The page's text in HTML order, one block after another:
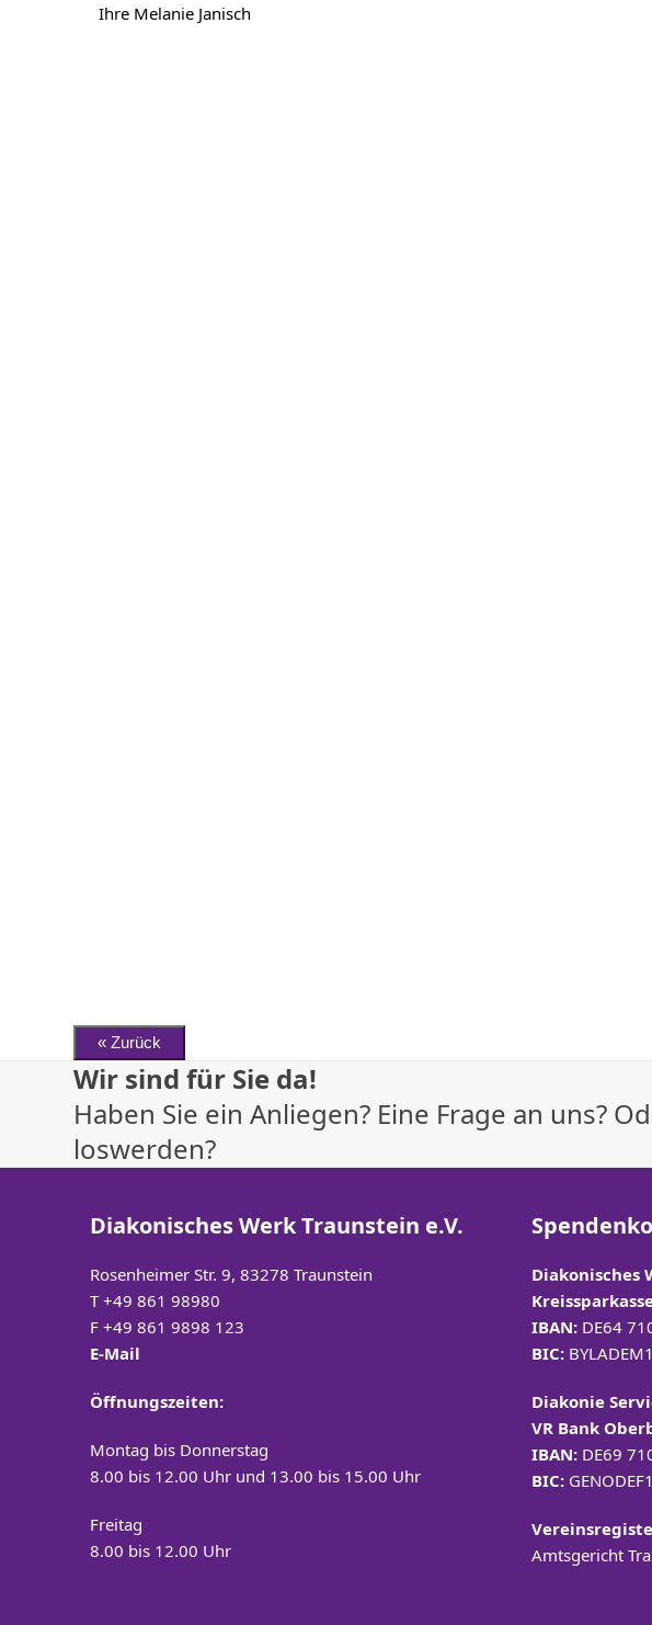
Ihre Melanie Janisch
Wir sind für Sie da!
Haben Sie ein Anliegen? Eine Frage an uns?
loswerden?
Diakonisches Werk Traunstein e.V.
Rosenheimer Str. 9, 83278 Traunstein
T+49 861 98980
F +49 861 9898 123
E-Mail
Öffnungszeiten:
Montag bis Donnerstag
8.00 bis 12.00 Uhr und 13.00 bis 15.00 Uhr
Freitag
8.00 bis 12.00 Uhr
Diakonisches
IBAN: DE64
BIC:
Diakonie
VR Bank
IBAN: DE69
BIC:
Amtsgericht